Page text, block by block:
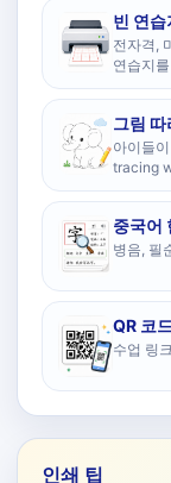
빈 연습
전자격,
연습지
그림 따
아이들
tracing
중국어
병음, 필
QR 코
수업 링
인쇄 팁